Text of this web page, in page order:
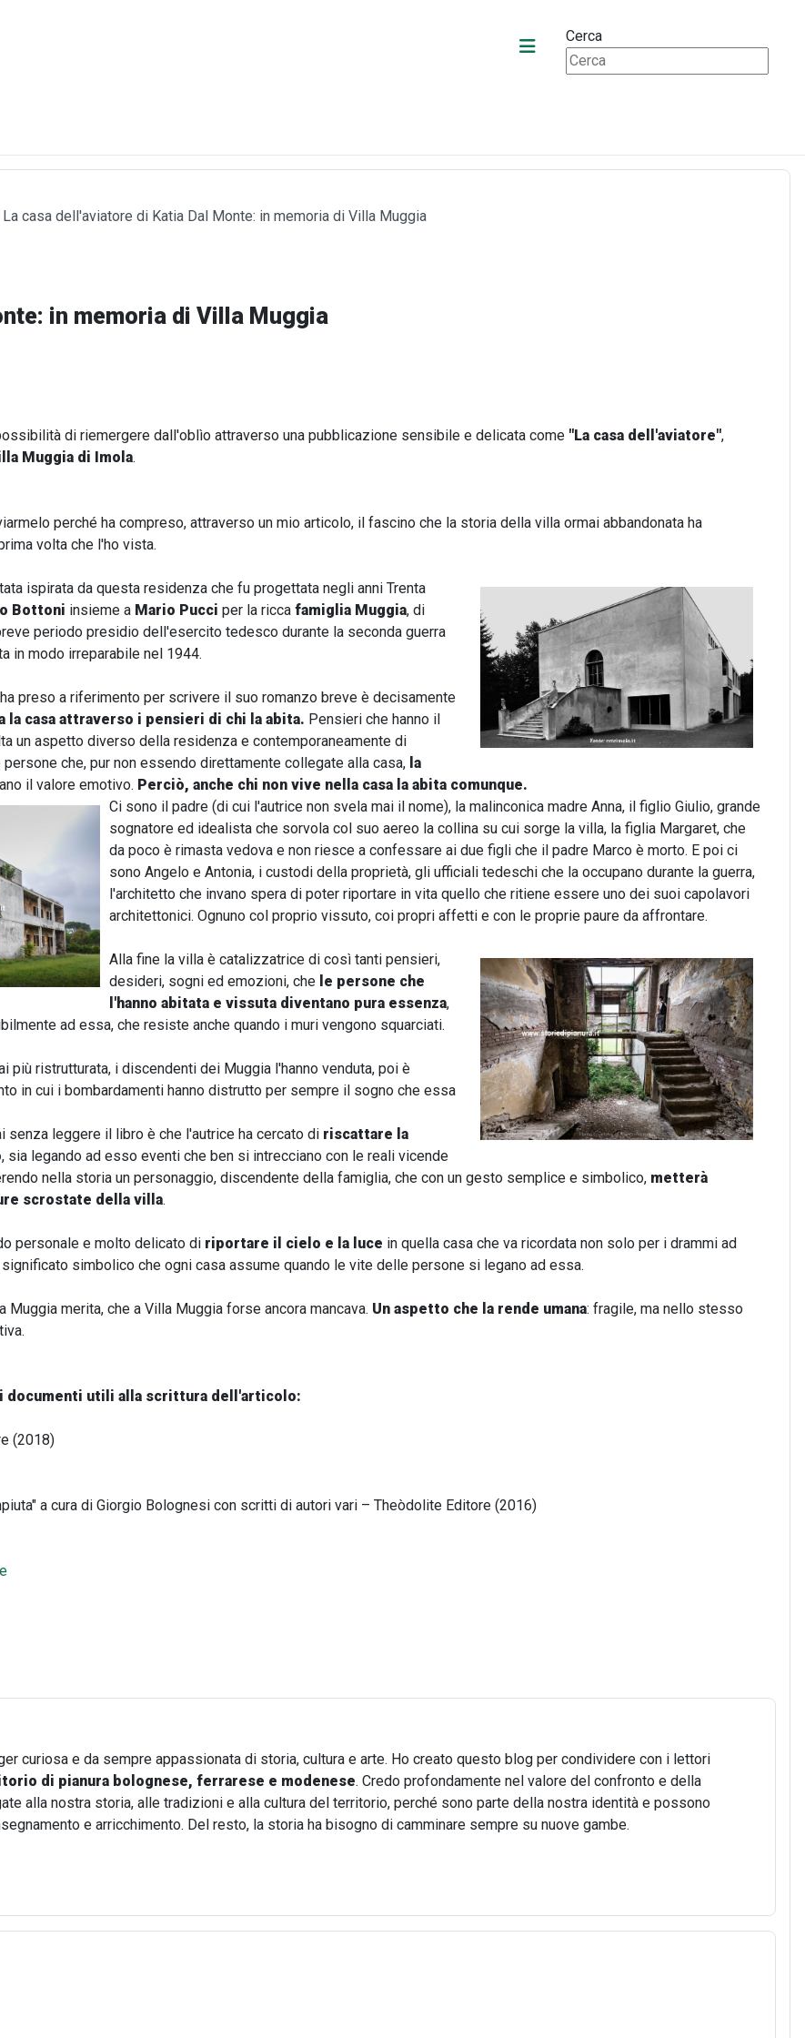
Cerca
La casa dell'aviatore di Katia Dal Monte: in memoria di Villa Muggia
in memoria di Villa Muggia
di riemergere dall'oblìo attraverso una pubblicazione sensibile e delicata come "La casa dell'aviatore",
Muggia di Imola.
perché ha compreso, attraverso un mio articolo, il fascino che la storia della villa ormai abbandonata ha
volta che l'ho vista.
ispirata da questa residenza che fu progettata negli anni Trenta
Bottoni insieme a Mario Pucci per la ricca famiglia Muggia, di
periodo presidio dell'esercito tedesco durante la seconda guerra
in modo irreparabile nel 1944.
preso a riferimento per scrivere il suo romanzo breve è decisamente
la casa attraverso i pensieri di chi la abita. Pensieri che hanno il
un aspetto diverso della residenza e contemporaneamente di
che, pur non essendo direttamente collegate alla casa, la
il valore emotivo. Perciò, anche chi non vive nella casa la abita comunque.
Ci sono il padre (di cui l'autrice non svela mai il nome), la malinconica madre Anna, il figlio Giulio, grande
sognatore ed idealista che sorvola col suo aereo la collina su cui sorge la villa, la figlia Margaret, che
da poco è rimasta vedova e non riesce a confessare ai due figli che il padre Marco è morto. E poi ci
sono Angelo e Antonia, i custodi della proprietà, gli ufficiali tedeschi che la occupano durante la guerra,
l'architetto che invano spera di poter riportare in vita quello che ritiene essere uno dei suoi capolavori
architettonici. Ognuno col proprio vissuto, coi propri affetti e con le proprie paure da affrontare.
Alla fine la villa è catalizzatrice di così tanti pensieri,
desideri, sogni ed emozioni, che le persone che
l'hanno abitata e vissuta diventano pura essenza,
ad essa, che resiste anche quando i muri vengono squarciati.
ristrutturata, i discendenti dei Muggia l'hanno venduta, poi è
in cui i bombardamenti hanno distrutto per sempre il sogno che essa
senza leggere il libro è che l'autrice ha cercato di riscattare la
, sia legando ad esso eventi che ben si intrecciano con le reali vicende
nella storia un personaggio, discendente della famiglia, che con un gesto semplice e simbolico, metterà
scrostate della villa.
personale e molto delicato di riportare il cielo e la luce in quella casa che va ricordata non solo per i drammi ad
simbolico che ogni casa assume quando le vite delle persone si legano ad essa.
Muggia merita, che a Villa Muggia forse ancora mancava. Un aspetto che la rende umana: fragile, ma nello stesso
documenti utili alla scrittura dell'articolo:
(2018)
a cura di Giorgio Bolognesi con scritti di autori vari – Theòdolite Editore (2016)
curiosa e da sempre appassionata di storia, cultura e arte. Ho creato questo blog per condividere con i lettori
di pianura bolognese, ferrarese e modenese. Credo profondamente nel valore del confronto e della
alla nostra storia, alle tradizioni e alla cultura del territorio, perché sono parte della nostra identità e possono
e arricchimento. Del resto, la storia ha bisogno di camminare sempre su nuove gambe.